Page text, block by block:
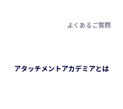
アタッチメントアカデミアとは
よくあるご質問